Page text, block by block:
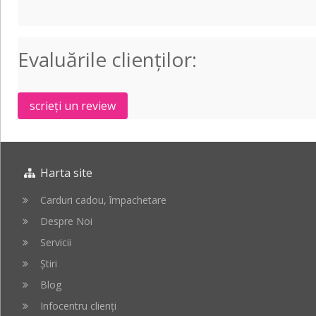
E1
VSV
Evaluările clienţilor:
scrieți un review
Harta site
Carduri cadou, împachetare
Despre Noi
Servicii
Știri
Blog
Infocentru clienți